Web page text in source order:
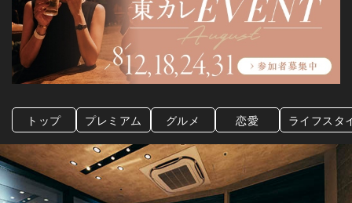
トップ プレミアム グルメ 恋愛 ライフスタ